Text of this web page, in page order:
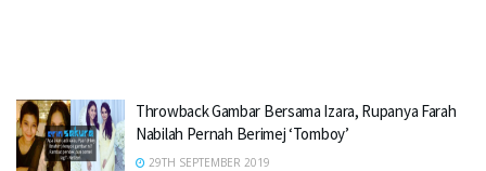
Throwback Gambar Bersama Izara, Rupanya Farah
Nabilah Pernah Berimej ‘Tomboy’
29TH SEPTEMBER 2019